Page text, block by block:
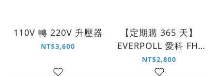
110V 轉 220V 升壓器
NT$3,600
【定期購 365 天】
EVERPOLL 愛科 FH-
M 全戶式濾芯 FH-M-2
NT$2,800